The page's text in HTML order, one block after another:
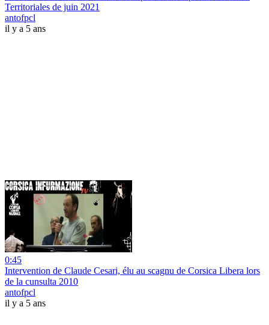
Territoriales de juin 2021
antofpcl
il y a 5 ans
0:45
Intervention de Claude Cesari, élu au scagnu de Corsica Libera lors
de la cunsulta 2010
antofpcl
il y a 5 ans